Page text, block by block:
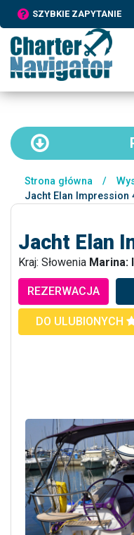
SZYBKIE ZAPYTANIE
Strona główna /
Jacht Elan Impression
Jacht Elan
Kraj: Słowenia Marina:
REZERWACJA
DO ULUBIONYCH